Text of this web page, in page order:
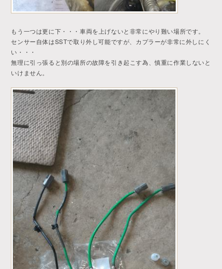
もう一つは更に下・・・車両を上げないと非常にやり難い場所です。
センサー自体はSSTで取り外し可能ですが、カプラーが非常に外しにく
い・・・
無理に引っ張ると別の場所の故障を引き起こす為、慎重に作業しないと
いけません。